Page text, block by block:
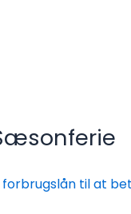
forbrugslån til at